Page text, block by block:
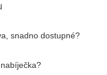
snadno dostupné?